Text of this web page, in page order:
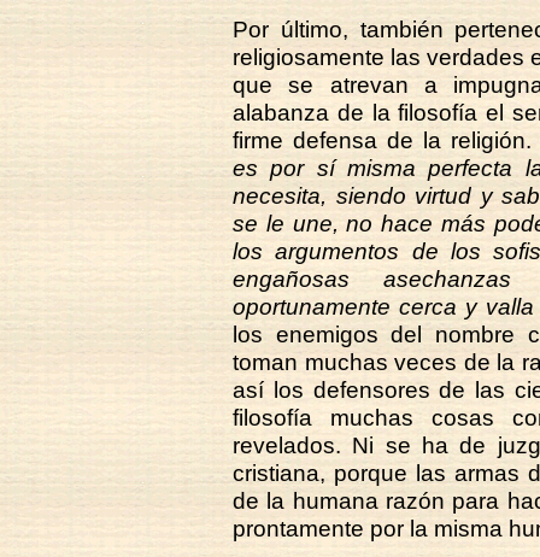
Por último, también
religiosamente las verdades
que se atrevan a
alabanza de la filosofía el
firme defensa de la
es por sí misma perfecta
necesita, siendo virtud y
se le une, no hace más
los argumentos de los
engañosas
oportunamente cerca y
los enemigos del nombre
toman muchas veces de la
así los defensores de las
filosofía muchas cosas
revelados. Ni se ha de
cristiana, porque las armas
de la humana razón para
prontamente por la misma